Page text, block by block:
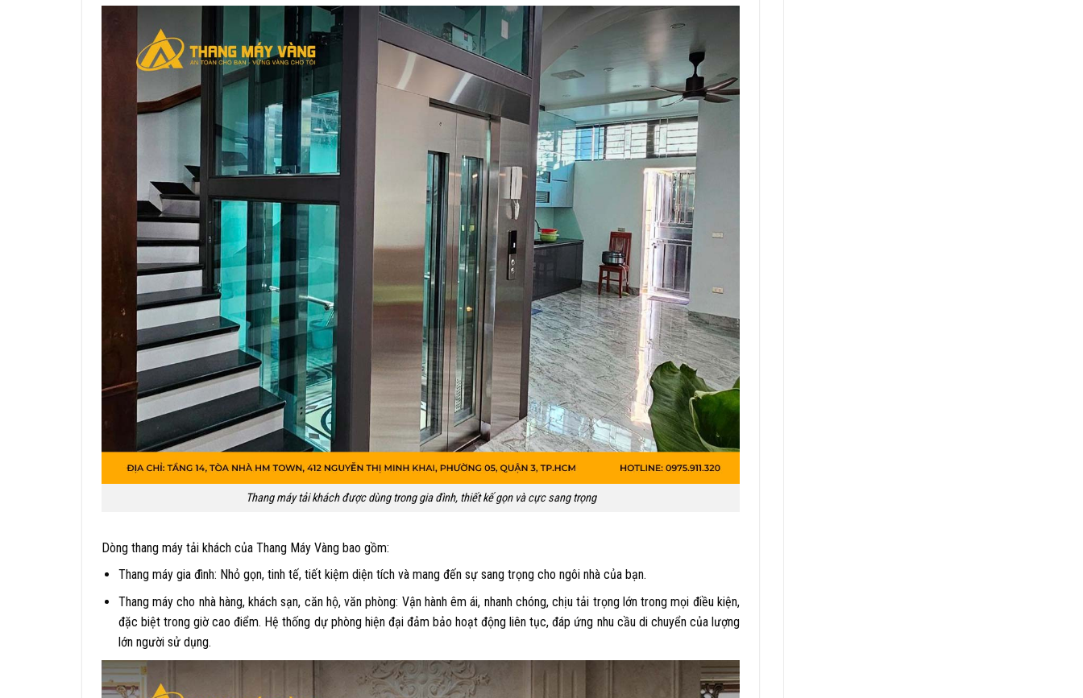
Thang máy tải khách được dùng trong gia đình, thiết kế gọn và cực sang trọng
Dòng thang máy tải khách của Thang Máy Vàng bao gồm:
Thang máy gia đình: Nhỏ gọn, tinh tế, tiết kiệm diện tích và mang đến sự sang trọng cho ngôi nhà của bạn.
Thang máy cho nhà hàng, khách sạn, căn hộ, văn phòng: Vận hành êm ái, nhanh chóng, chịu tải trọng lớn trong mọi điều kiện,
đặc biệt trong giờ cao điểm. Hệ thống dự phòng hiện đại đảm bảo hoạt động liên tục, đáp ứng nhu cầu di chuyển của lượng
lớn người sử dụng.